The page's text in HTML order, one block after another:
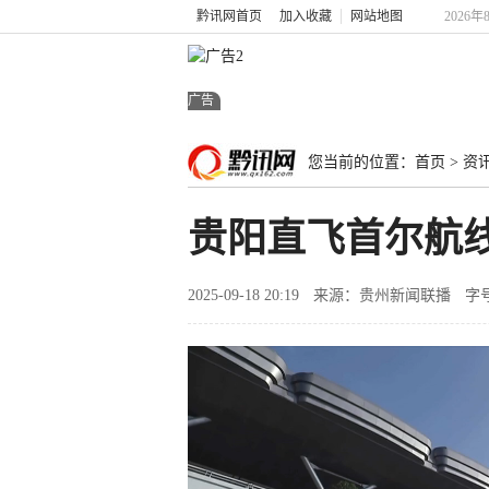
黔讯网首页 加入收藏 网站地图 2026年
广告
您当前的位置： 首页 > 资
贵阳直飞首尔航
2025-09-18 20:19 来源：贵州新闻联播 字